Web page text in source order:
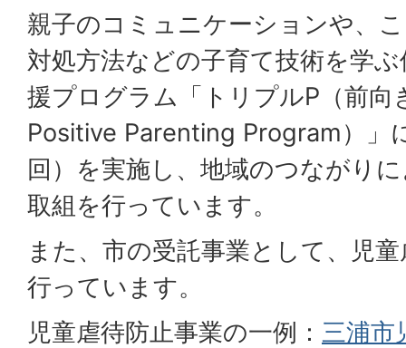
親子のコミュニケーションや、
対処方法などの子育て技術を学
援プログラム「トリプルP（前向
Positive Parenting Program）」
回）を実施し、地域のつながり
取組を行っています。
また、市の受託事業として、児
行っています。
児童虐待防止事業の一例： 三浦市